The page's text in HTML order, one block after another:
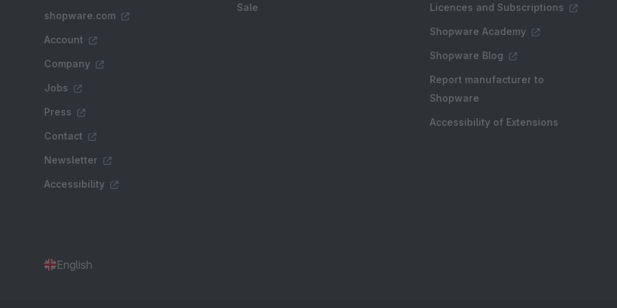
shopware.com
Account
Company
Jobs
Press
Contact
Newsletter
Accessibility
Sale Licences and Subscriptions
Shopware Academy
Shopware Blog
Report manufacturer to
Shopware
Accessibility of Extensions
English